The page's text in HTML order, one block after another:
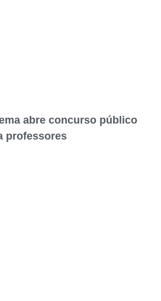
abre concurso público
professores